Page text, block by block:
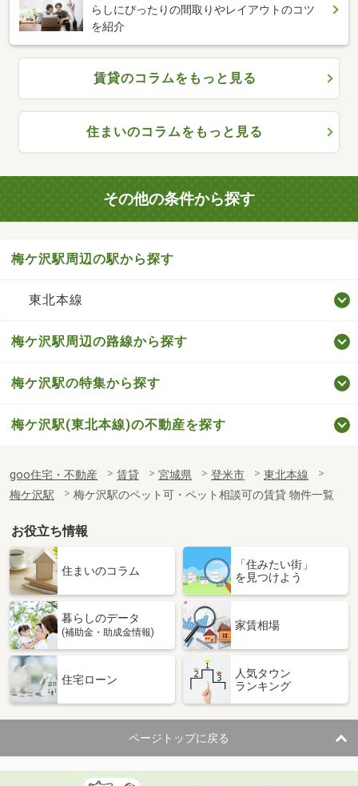
らしにぴったりの間取りやレイアウトのコツ
を紹介
賃貸のコラムをもっと見る
住まいのコラムをもっと見る
その他の条件から探す
梅ケ沢駅周辺の駅から探す
東北本線
梅ケ沢駅周辺の路線から探す
梅ケ沢駅の特集から探す
梅ケ沢駅(東北本線)の不動産を探す
goo住宅・不動産 賃貸 宮城県 登米市
東北本線
梅ケ沢駅
梅ケ沢駅のペット可・ペット相談可の賃貸 物件一覧
お役立ち情報
住まいのコラム
「住みたい街」
を見つけよう
暮らしのデータ
(補助金・助成金情報)
家賃相場
住宅ローン
人気タウン
ランキング
ページトップに戻る